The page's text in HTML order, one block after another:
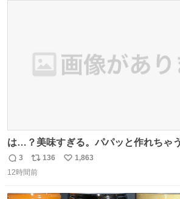
は…？美味すぎる。パパッと作れちゃ
足感エグいの天才だろ🥹
返
信
3
リ
ポ
136
い
1,863
12時間前